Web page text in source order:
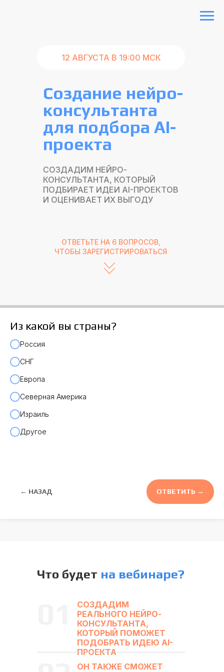
Создание нейро-
консультанта
для подбора AI-
проекта
СОЗДАДИМ НЕЙРО-
КОНСУЛЬТАНТА, КОТОРЫЙ
ПОДБИРАЕТ ИДЕИ AI-ПРОЕКТОВ
И ОЦЕНИВАЕТ ИХ ВЫГОДУ
ОТВЕТЬТЕ НА 6 ВОПРОСОВ,
ЧТОБЫ ЗАРЕГИСТРИРОВАТЬСЯ
12 АВГУСТА В 19:00 МСК
Из какой вы страны?
Россия
СНГ
Европа
Северная Америка
Израиль
Другое
← НАЗАД ОТВЕТИТЬ →
Что будет на вебинаре?
СОЗДАДИМ
РЕАЛЬНОГО НЕЙРО-
КОНСУЛЬТАНТА,
КОТОРЫЙ ПОМОЖЕТ
ПОДОБРАТЬ ИДЕЮ AI-
ПРОЕКТА
ОН ТАКЖЕ СМОЖЕТ